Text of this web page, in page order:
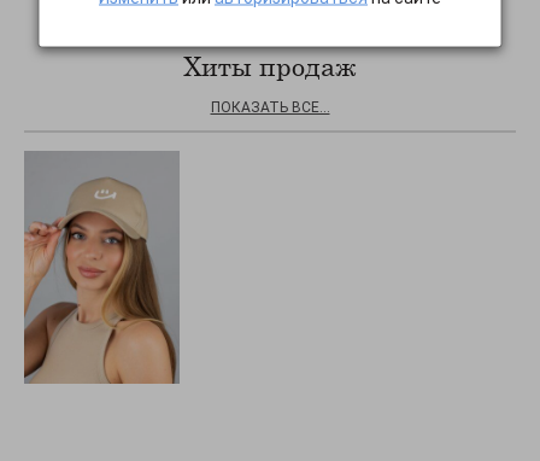
Хиты продаж
ПОКАЗАТЬ ВСЕ...